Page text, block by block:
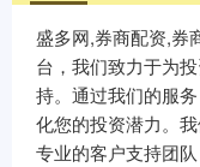
盛多网,券商配资,券
台，我们致力于为
持。通过我们的服
化您的投资潜力。
专业的客户支持团